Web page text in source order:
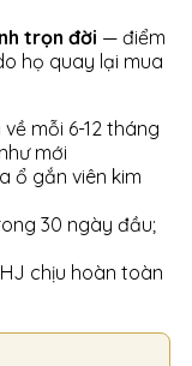
trọn đời — điểm
họ quay lại mua
mỗi 6-12 tháng
mới
ổ gắn viên kim
30 ngày đầu;
chịu hoàn toàn